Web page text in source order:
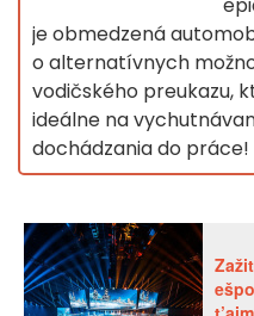
je obmedzená
o alternatívnych
vodičského preukazu,
ideálne na
dochádzania do práce!